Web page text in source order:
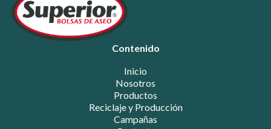
Contenido
Inicio
Nosotros
Productos
Reciclaje y Producción
Campañas